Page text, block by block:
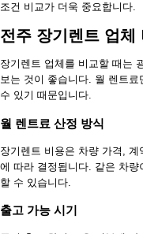
조건 비교가 더욱 중요합니다.
전주 장기렌트 업체
장기렌트 업체를 비교할 때는
보는 것이 좋습니다. 월 렌트
수 있기 때문입니다.
월 렌트료 산정 방식
장기렌트 비용은 차량 가격,
에 따라 결정됩니다. 같은 차
할 수 있습니다.
출고 가능 시기